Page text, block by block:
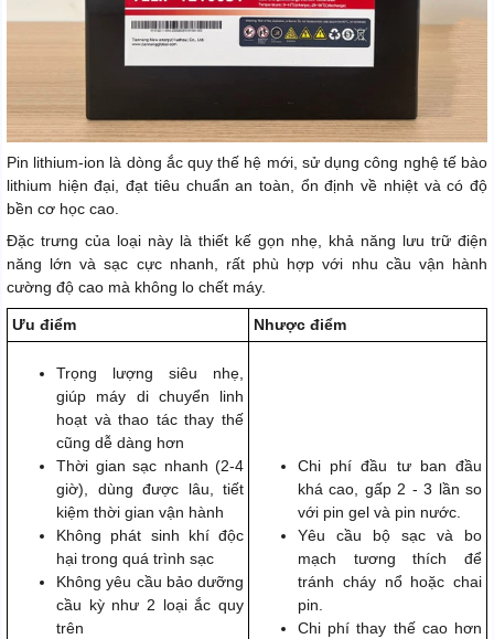
Pin lithium-ion là dòng ắc quy thế hệ mới, sử dụng công nghệ tế bào
lithium hiện đại, đạt tiêu chuẩn an toàn, ổn định về nhiệt và có độ
bền cơ học cao.
Đặc trưng của loại này là thiết kế gọn nhẹ, khả năng lưu trữ điện
năng lớn và sạc cực nhanh, rất phù hợp với nhu cầu vận hành
cường độ cao mà không lo chết máy.
Ưu điểm Nhược điểm
Trọng lượng siêu nhẹ,
giúp máy di chuyển linh
hoạt và thao tác thay thế
cũng dễ dàng hơn
Thời gian sạc nhanh (2-4
giờ), dùng được lâu, tiết
kiệm thời gian vận hành
Không phát sinh khí độc
hại trong quá trình sạc
Không yêu cầu bảo dưỡng
cầu kỳ như 2 loại ắc quy
trên
Chi phí đầu tư ban đầu
khá cao, gấp 2 - 3 lần so
với pin gel và pin nước.
Yêu cầu bộ sạc và bo
mạch tương thích để
tránh cháy nổ hoặc chai
pin.
Chi phí thay thế cao hơn